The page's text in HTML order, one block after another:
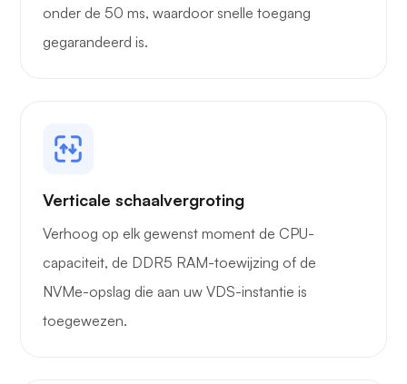
onder de 50 ms, waardoor snelle toegang
gegarandeerd is.
Verticale schaalvergroting
Verhoog op elk gewenst moment de CPU-
capaciteit, de DDR5 RAM-toewijzing of de
NVMe-opslag die aan uw VDS-instantie is
toegewezen.